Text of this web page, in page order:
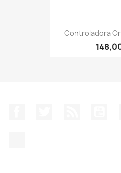
Controladora